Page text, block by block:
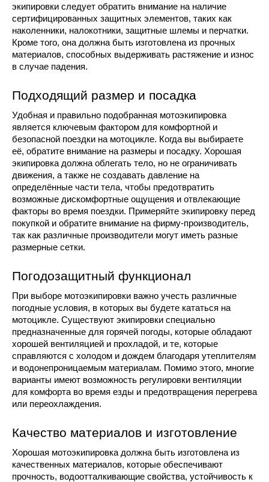
экипировки следует обратить внимание на наличие
сертифицированных защитных элементов, таких как
наколенники, налокотники, защитные шлемы и перчатки.
Кроме того, она должна быть изготовлена из прочных
материалов, способных выдерживать растяжение и износ
в случае падения.
Подходящий размер и посадка
Удобная и правильно подобранная мотоэкипировка
является ключевым фактором для комфортной и
безопасной поездки на мотоцикле. Когда вы выбираете
её, обратите внимание на размеры и посадку. Хорошая
экипировка должна облегать тело, но не ограничивать
движения, а также не создавать давление на
определённые части тела, чтобы предотвратить
возможные дискомфортные ощущения и отвлекающие
факторы во время поездки. Примеряйте экипировку перед
покупкой и обратите внимание на фирму-производитель,
так как различные производители могут иметь разные
размерные сетки.
Погодозащитный функционал
При выборе мотоэкипировки важно учесть различные
погодные условия, в которых вы будете кататься на
мотоцикле. Существуют экипировки специально
предназначенные для горячей погоды, которые обладают
хорошей вентиляцией и прохладой, и те, которые
справляются с холодом и дождем благодаря утеплителям
и водонепроницаемым материалам. Помимо этого, многие
варианты имеют возможность регулировки вентиляции
для комфорта во время езды и предотвращения перегрева
или переохлаждения.
Качество материалов и изготовление
Хорошая мотоэкипировка должна быть изготовлена из
качественных материалов, которые обеспечивают
прочность, водоотталкивающие свойства, устойчивость к